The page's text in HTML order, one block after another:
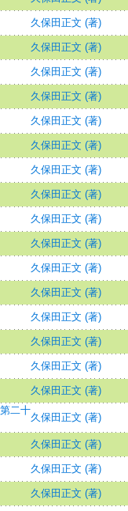
久保田正文 (著)
久保田正文 (著)
久保田正文 (著)
久保田正文 (著)
久保田正文 (著)
久保田正文 (著)
久保田正文 (著)
久保田正文 (著)
久保田正文 (著)
久保田正文 (著)
久保田正文 (著)
久保田正文 (著)
久保田正文 (著)
久保田正文 (著)
久保田正文 (著)
久保田正文 (著)
二十
久保田正文 (著)
久保田正文 (著)
久保田正文 (著)
久保田正文 (著)